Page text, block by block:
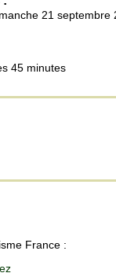
21 septembre
45 minutes
France :